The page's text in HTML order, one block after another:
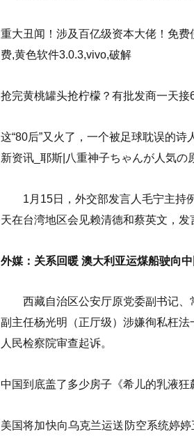
重大丑闻！涉及百亿级资本大佬！免
费,黄色软件3.0.3,vivo,破解
抢完黄桃罐头抢柠檬？有批发商一天
这“80后”又火了，一个被足球耽误的
新资讯_耶斯|八重神子ちゃんが人気の
1月15日，外交部发言人毛宁主持
天在台湾地区会见赖清德和蔡英文，
外媒：关系回暖 澳大利亚运煤船驶向
西藏自治区公安厅原党委副书记、
副主任杨光明（正厅级）涉嫌徇私枉
人民检察院审查起诉。
中国到底盖了多少房子《希儿的乳液
美国将加快向乌克兰运送防空系统婷